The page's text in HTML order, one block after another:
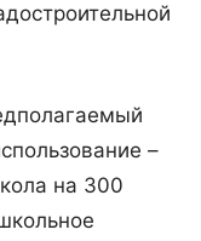
–
на 300